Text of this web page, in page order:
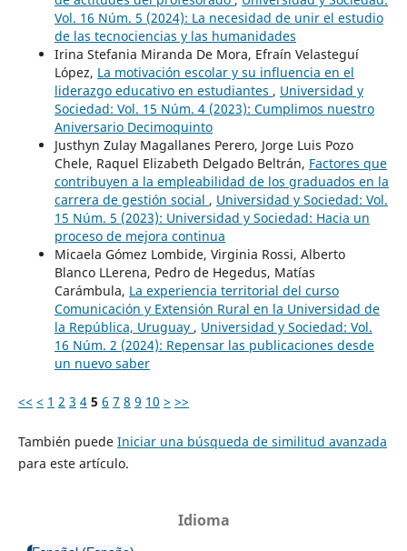
Vol. 16 Núm. 5 (2024): La necesidad de unir el estudio
de las tecnociencias y las humanidades
Irina Stefania Miranda De Mora, Efraín Velasteguí
López, La motivación escolar y su influencia en el
liderazgo educativo en estudiantes , Universidad y
Sociedad: Vol. 15 Núm. 4 (2023): Cumplimos nuestro
Aniversario Decimoquinto
Justhyn Zulay Magallanes Perero, Jorge Luis Pozo
Chele, Raquel Elizabeth Delgado Beltrán, Factores que
contribuyen a la empleabilidad de los graduados en la
carrera de gestión social , Universidad y Sociedad: Vol.
15 Núm. 5 (2023): Universidad y Sociedad: Hacia un
proceso de mejora continua
Micaela Gómez Lombide, Virginia Rossi, Alberto
Blanco LLerena, Pedro de Hegedus, Matías
Carámbula, La experiencia territorial del curso
Comunicación y Extensión Rural en la Universidad de
la República, Uruguay , Universidad y Sociedad: Vol.
16 Núm. 2 (2024): Repensar las publicaciones desde
un nuevo saber
<< < 1 2 3 4 5 6 7 8 9 10 > >>
También puede Iniciar una búsqueda de similitud avanzada
para este artículo.
Idioma